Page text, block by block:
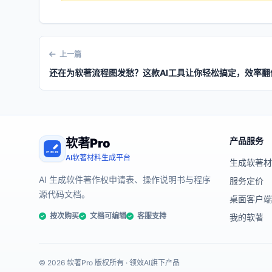
上一篇
还在为软著流程图发愁？这款AI工具让你轻松搞定，效率翻
软著Pro
AI软著材料生成平台
AI 生成软件著作权申请表、操作说明书与程序
源代码文档。
按次购买 文档可编辑 客服支持
产品服务
生成软著
服务定价
桌面客户
我的软著
© 2026 软著Pro 版权所有 · 领效AI旗下产品